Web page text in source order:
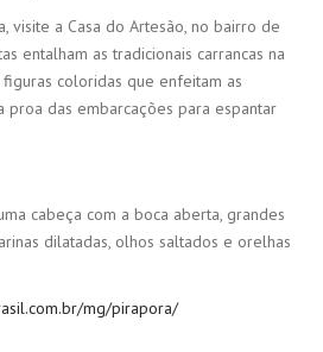
visite a Casa do Artesão, no bairro de
entalham as tradicionais carrancas na
coloridas que enfeitam as
proa das embarcações para espantar
cabeça com a boca aberta, grandes
dilatadas, olhos saltados e orelhas
mg/pirapora/